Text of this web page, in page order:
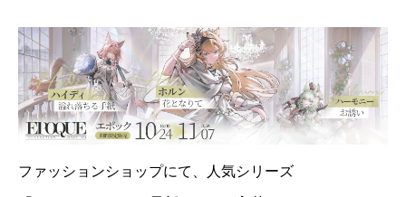
ファッションショップにて、人気シリーズ